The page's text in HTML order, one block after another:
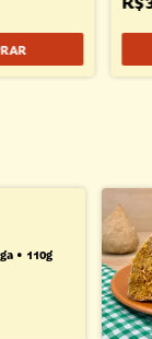
• 110g